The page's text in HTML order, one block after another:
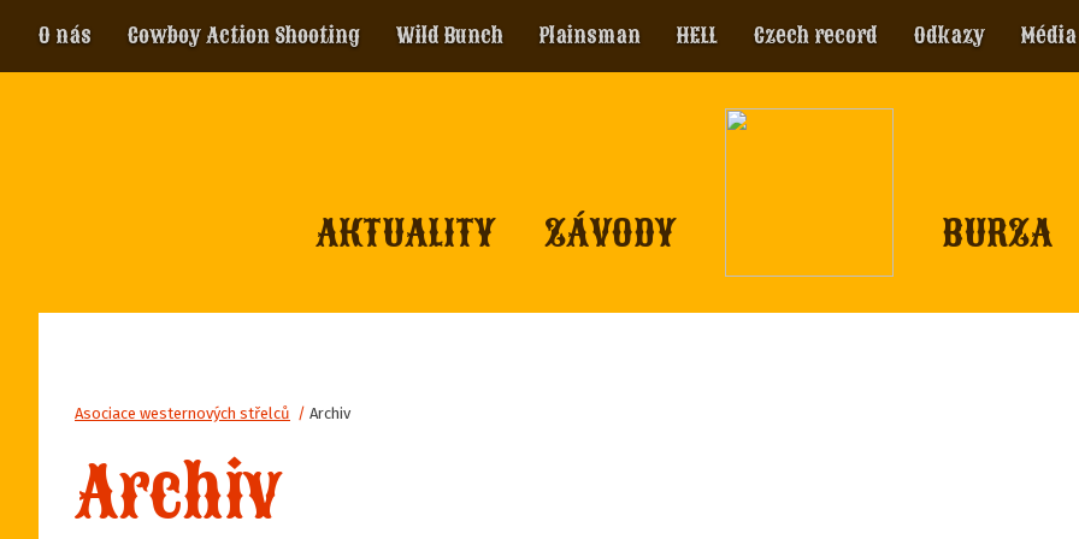
O nás Cowboy Action Shooting Wild Bunch Plainsman HELL Czech record Odkazy Média
ZÁVODY
AKTUALITY BURZA
Asociace westernových střelců / Archiv
Archiv